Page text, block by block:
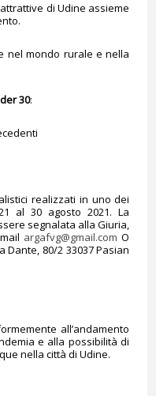
di Udine assieme
nel mondo rurale e nella
30:
realizzati in uno dei
al 30 agosto 2021. La
segnalata alla Giuria,
argafvg@gmail.com O
Dante, 80/2 33037 Pasian
all’andamento
e alla possibilità di
nella città di Udine.